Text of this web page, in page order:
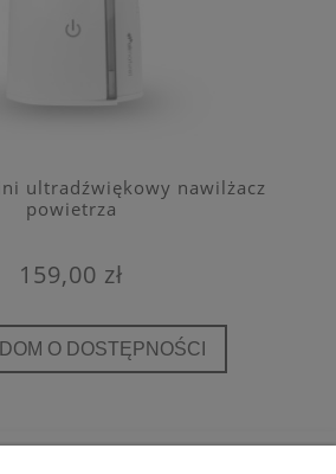
ultradźwiękowy nawilżacz
powietrza
159,00 zł
O DOSTĘPNOŚCI